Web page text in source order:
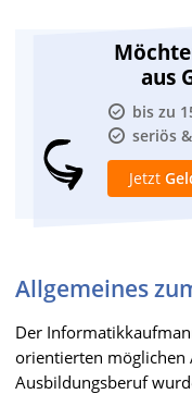
aus
bis zu
seriös
Jetzt
Allgemeines
Der
orientierten möglichen
Ausbildungsberuf